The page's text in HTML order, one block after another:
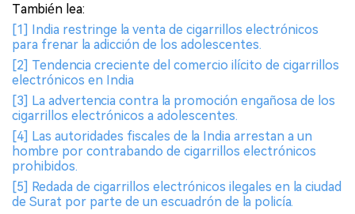
También lea:
[1] India restringe la venta de cigarrillos electrónicos
para frenar la adicción de los adolescentes.
[2] Tendencia creciente del comercio ilícito de cigarrillos
electrónicos en India
[3] La advertencia contra la promoción engañosa de los
cigarrillos electrónicos a adolescentes.
[4] Las autoridades fiscales de la India arrestan a un
hombre por contrabando de cigarrillos electrónicos
prohibidos.
[5] Redada de cigarrillos electrónicos ilegales en la ciudad
de Surat por parte de un escuadrón de la policía.